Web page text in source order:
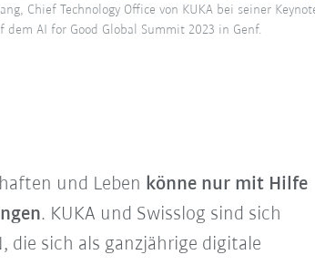
Chief Technology Office von KUKA bei seiner
dem AI for Good Global Summit 2023 in Genf.
und Leben könne nur mit Hilfe
. KUKA und Swisslog sind sich
die sich als ganzjährige digitale